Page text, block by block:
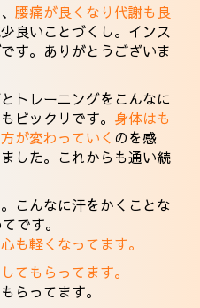
腰痛が良くなり代謝も良
良いことづくし。インス
す。ありがとうございま
トレーニングをこんなに
ビックリです。 身体はも
が変わっていく のを感
した。これからも通い続
こんなに汗をかくことな
です。
も軽くなってます。
てもらってます。
らってます。